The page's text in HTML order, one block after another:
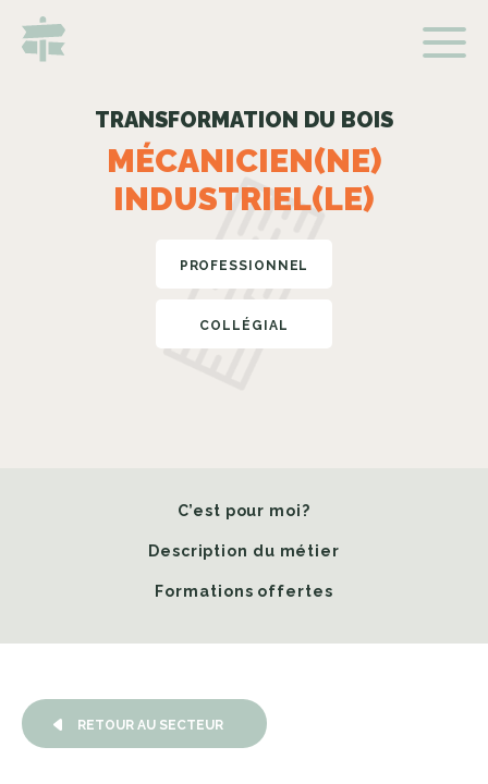
TRANSFORMATION DU BOIS
MÉCANICIEN(NE)
INDUSTRIEL(LE)
PROFESSIONNEL
COLLÉGIAL
C’est pour moi?
Description du métier
Formations offertes
RETOUR AU SECTEUR